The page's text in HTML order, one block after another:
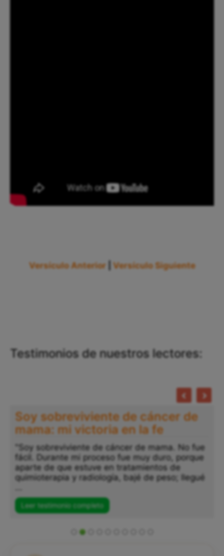
Versículo Anterior Versículo Siguiente
Testimonios de nuestros lectores:
Soy sobreviviente de cáncer de
mama: mi victoria en la fe
"Soy sobreviviente de cáncer de mama. No fue
fácil. Durante mi proceso fue muy duro, porque
aparte de que estuve en tratamientos de
quimioterapia y radiología, bajé de peso; llegué
Leer testimonio completo